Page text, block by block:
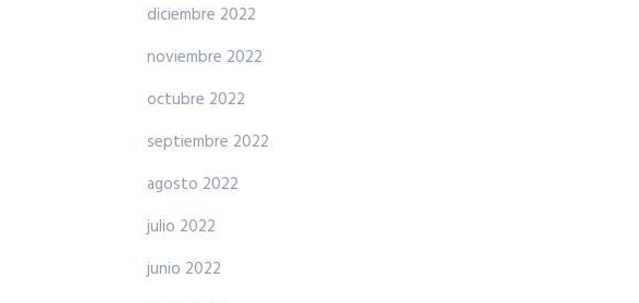
diciembre 2022
noviembre 2022
octubre 2022
septiembre 2022
agosto 2022
julio 2022
junio 2022